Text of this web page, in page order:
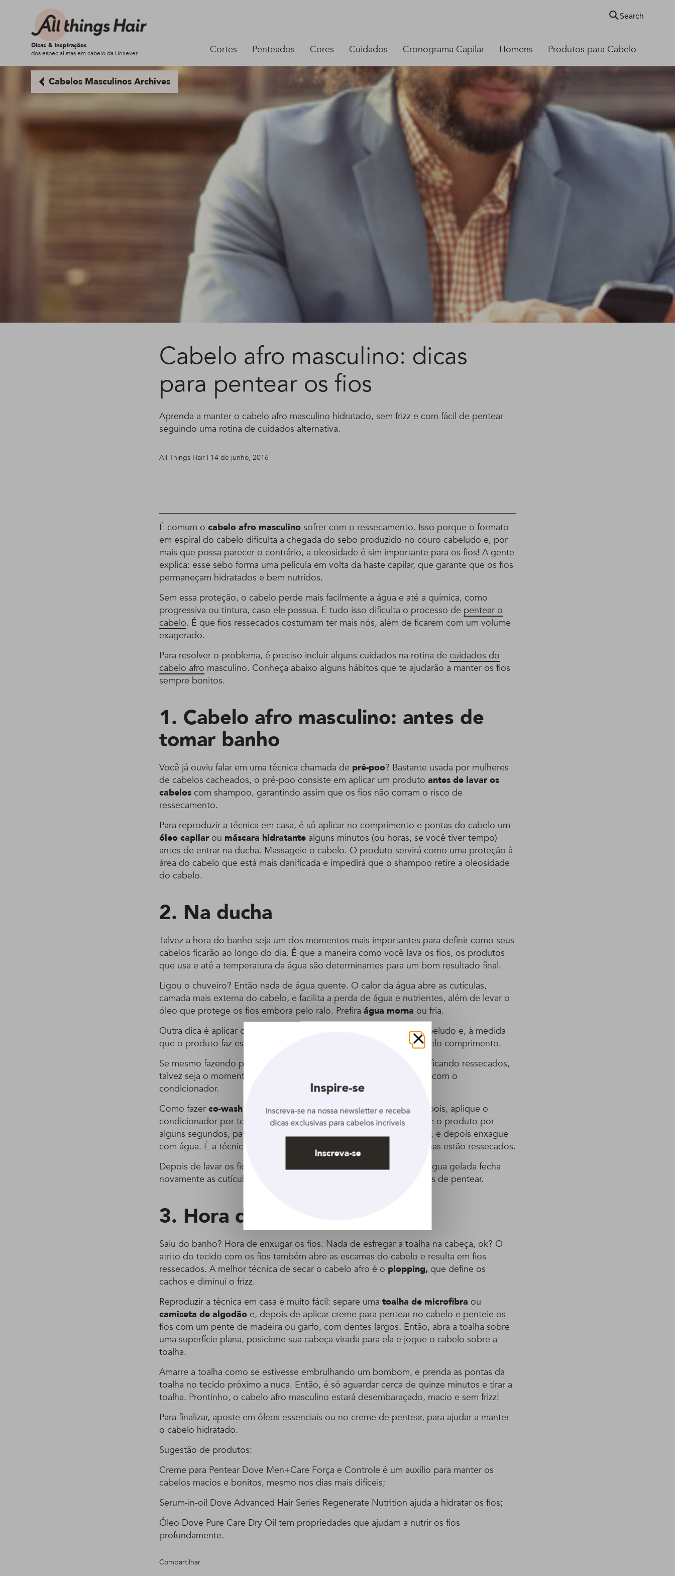
Dicas & inspirações
dos especialistas em cabelo da Unilever
Cortes Penteados Cores Cuidados Cronograma Capilar Homens Produtos para Cabelo
Search
Cabelos Masculinos Archives
Cabelo afro masculino: dicas
para pentear os fios
Aprenda a manter o cabelo afro masculino hidratado, sem frizz e com fácil de pentear
seguindo uma rotina de cuidados alternativa.
All Things Hair | 14 de junho, 2016
É comum o cabelo afro masculino sofrer com o ressecamento. Isso porque o formato
em espiral do cabelo dificulta a chegada do sebo produzido no couro cabeludo e, por
mais que possa parecer o contrário, a oleosidade é sim importante para os fios! A gente
explica: esse sebo forma uma película em volta da haste capilar, que garante que os fios
permaneçam hidratados e bem nutridos.
Sem essa proteção, o cabelo perde mais facilmente a água e até a química, como
progressiva ou tintura, caso ele possua. E tudo isso dificulta o processo de pentear o
cabelo. É que fios ressecados costumam ter mais nós, além de ficarem com um volume
exagerado.
Para resolver o problema, é preciso incluir alguns cuidados na rotina de cuidados do
cabelo afro masculino. Conheça abaixo alguns hábitos que te ajudarão a manter os fios
sempre bonitos.
1. Cabelo afro masculino: antes de
tomar banho
Você já ouviu falar em uma técnica chamada de pré-poo? Bastante usada por mulheres
de cabelos cacheados, o pré-poo consiste em aplicar um produto antes de lavar os
cabelos com shampoo, garantindo assim que os fios não corram o risco de
ressecamento.
Para reproduzir a técnica em casa, é só aplicar no comprimento e pontas do cabelo um
óleo capilar ou máscara hidratante alguns minutos (ou horas, se você tiver tempo)
antes de entrar na ducha. Massageie o cabelo. O produto servirá como uma proteção à
área do cabelo que está mais danificada e impedirá que o shampoo retire a oleosidade
do cabelo.
2. Na ducha
Talvez a hora do banho seja um dos momentos mais importantes para definir como seus
cabelos ficarão ao longo do dia. É que a maneira como você lava os fios, os produtos
que usa e até a temperatura da água são determinantes para um bom resultado final.
Ligou o chuveiro? Então nada de água quente. O calor da água abre as cutículas,
camada mais externa do cabelo, e facilita a perda de água e nutrientes, além de levar o
óleo que protege os fios embora pelo ralo. Prefira água morna ou fria.
Outra dica é aplicar o shampoo em diferentes regiões do couro cabeludo e, à medida
que o produto faz espuma enquanto você massageia, distribuí-lo pelo comprimento.
Se mesmo fazendo pré-poo você sentir que os seus cabelos estão ficando ressecados,
talvez seja o momento de tentar fazer co-wash, técnica de lavagem com o
condicionador.
Como fazer co-wash? Primeiro, molhe os fios com água morna. Depois, aplique o
condicionador por todo o cabelo, inclusive perto da raiz. Massageie o produto por
alguns segundos, passando os dedos entre os fios para tirar os nós, e depois enxague
com água. É a técnica ideal para quando os seus fios estão sujos, mas estão ressecados.
Depois de lavar os fios, opte por tomar uma ducha de água fria. A água gelada fecha
novamente as cutículas e mantém os fios com brilho, macios e fáceis de pentear.
3. Hora de finalizar
Saiu do banho? Hora de enxugar os fios. Nada de esfregar a toalha na cabeça, ok? O
atrito do tecido com os fios também abre as escamas do cabelo e resulta em fios
ressecados. A melhor técnica de secar o cabelo afro é o plopping, que define os
cachos e diminui o frizz.
Reproduzir a técnica em casa é muito fácil: separe uma toalha de microfibra ou
camiseta de algodão e, depois de aplicar creme para pentear no cabelo e penteie os
fios com um pente de madeira ou garfo, com dentes largos. Então, abra a toalha sobre
uma superfície plana, posicione sua cabeça virada para ela e jogue o cabelo sobre a
toalha.
Amarre a toalha como se estivesse embrulhando um bombom, e prenda as pontas da
toalha no tecido próximo a nuca. Então, é só aguardar cerca de quinze minutos e tirar a
toalha. Prontinho, o cabelo afro masculino estará desembaraçado, macio e sem frizz!
Para finalizar, aposte em óleos essenciais ou no creme de pentear, para ajudar a manter
o cabelo hidratado.
Sugestão de produtos:
Creme para Pentear Dove Men+Care Força e Controle é um auxílio para manter os
cabelos macios e bonitos, mesmo nos dias mais difíceis;
Serum-in-oil Dove Advanced Hair Series Regenerate Nutrition ajuda a hidratar os fios;
Óleo Dove Pure Care Dry Oil tem propriedades que ajudam a nutrir os fios
profundamente.
Compartilhar
Fechar
Inspire-se
Inscreva-se na nossa newsletter e receba
dicas exclusivas para cabelos incríveis
Inscreva-se